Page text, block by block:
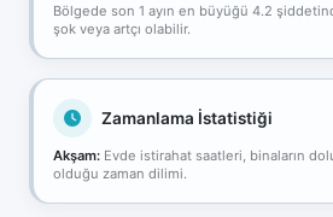
Bölgede son 1 ayın en büyüğü 4.2
şok veya artçı olabilir.
Zamanlama İstatistiği
Akşam: Evde istirahat saatleri, binaların
olduğu zaman dilimi.